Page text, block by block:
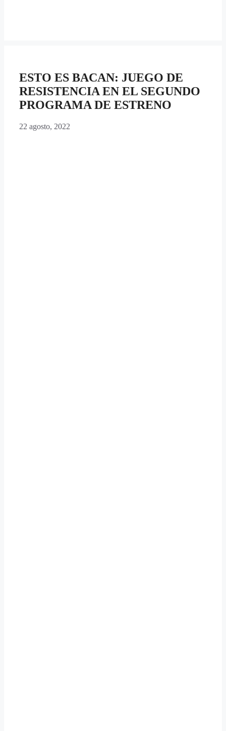
ESTO ES BACAN: JUEGO DE
RESISTENCIA EN EL SEGUNDO
PROGRAMA DE ESTRENO
22 agosto, 2022